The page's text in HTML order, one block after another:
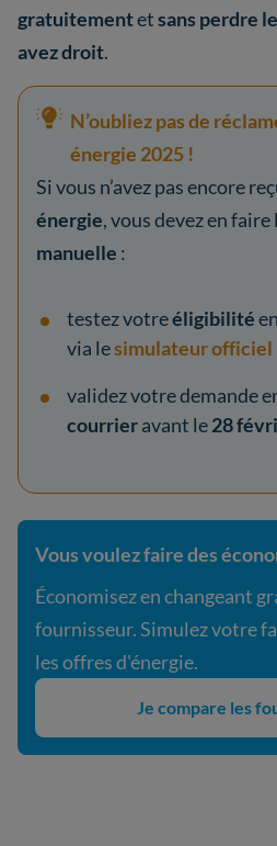
gratuitementetsans perdre
avez droit.
N’oubliez pas de
énergie 2025 !
Si vous n’avez pas encore
énergie, vous devez en faire
manuelle :
testez votreéligibilité
via lesimulateur officiel
validez votre demande
courrieravant le28
Vous voulez faire des
Économisez en changeant
fournisseur. Simulez votre
les offres d'énergie.
Je compare les